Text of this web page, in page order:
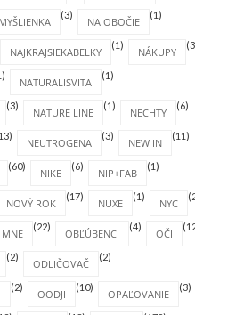
MYŠLIENKA
(3)
NA OBOČIE
(1)
NAJKRAJSIEKABELKY
(1)
NÁKUPY
(31)
NATURALISVITA
(1)
(3)
NATURE LINE
(1)
NECHTY
(6)
NEUTROGENA
(3)
NEW IN
(11)
(60)
NIKE
(6)
NIP+FAB
(1)
NOVÝ ROK
(17)
NUXE
(1)
NYC
(2)
(22)
OBĽÚBENCI
(4)
OČI
(12)
(2)
ODLIČOVAČ
(2)
(2)
OODJI
(10)
OPAĽOVANIE
(3)